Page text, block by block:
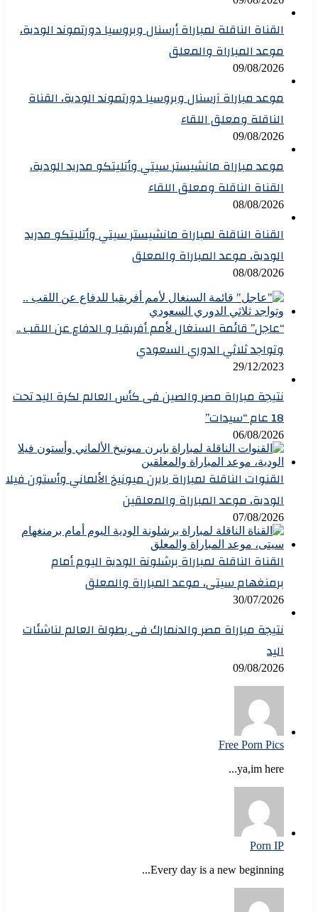
القناة الناقلة لمباراة أرسنال وبروسيا دورتموند الودية،
موعد المباراة والمعلق
09/08/2026
موعد مباراة آرسنال وبروسيا دورتموند الودية، القناة
الناقلة ومعلق اللقاء
09/08/2026
موعد مباراة مانشيستر سيتي وأتليتكو مدريد الودية،
القناة الناقلة ومعلق اللقاء
08/08/2026
القناة الناقلة لمباراة مانشيستر سيتي وأتليتكو مدريد
الودية، موعد المباراة والمعلق
08/08/2026
“عاجل” قائمة السنغال لأمم أفريقيا و الدفاع عن اللقب ..
وتواجد ثلاثي الدوري السعودي
29/12/2023
نتيجة مباراة مصر والصين فى كأس العالم لكرة اليد تحت
18 عام “سيدات”
06/08/2026
القنوات الناقلة لمباراة بايرن ميونيخ الألماني وأستون فيلا
الودية، موعد المباراة والمعلقين
07/08/2026
القناة الناقلة لمباراة برشلونة الودية اليوم أمام
برمنغهام سيتى، موعد المباراة والمعلق
30/07/2026
نتيجة مباراة مصر والدنمارك فى بطولة العالم لناشئات
اليد
09/08/2026
Free Porn Pics
ya,im here...
Porn IP
Every day is a new beginning...